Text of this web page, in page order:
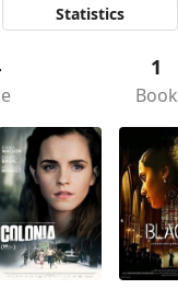
Statistics
1
Book